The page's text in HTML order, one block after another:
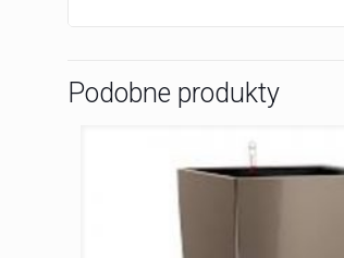
Podobne produkty